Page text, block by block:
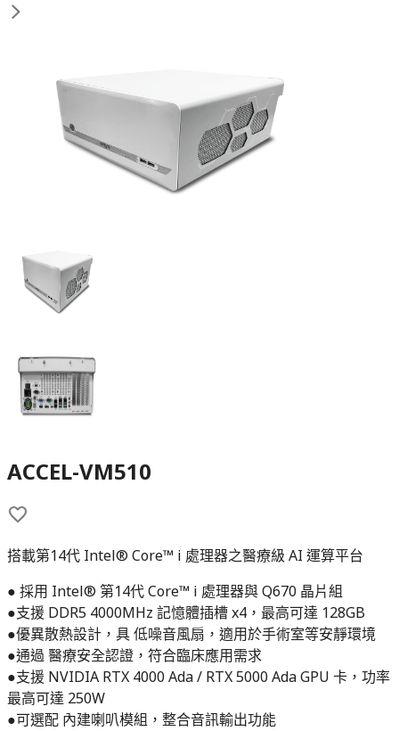
ACCEL-VM510
搭載第14代 Intel® Core™ i 處理器之醫療級 AI 運算平台
● 採用 Intel® 第14代 Core™ i 處理器與 Q670 晶片組
●支援 DDR5 4000MHz 記憶體插槽 x4，最高可達 128GB
●優異散熱設計，具 低噪音風扇，適用於手術室等安靜環境
●通過 醫療安全認證，符合臨床應用需求
●支援 NVIDIA RTX 4000 Ada / RTX 5000 Ada GPU 卡，功率
最高可達 250W
●可選配 內建喇叭模組，整合音訊輸出功能